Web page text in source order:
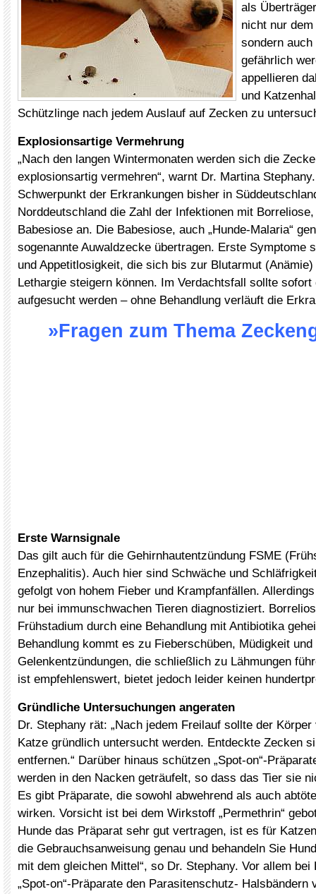
als
nicht nur
sondern
gefährlich
appellieren
und
Schützlinge nach jedem Auslauf auf Zecken zu
Explosionsartige Vermehrung
„Nach den langen Wintermonaten werden sich die
explosionsartig vermehren“, warnt Dr. Martina
Schwerpunkt der Erkrankungen bisher in
Norddeutschland die Zahl der Infektionen mit
Babesiose an. Die Babesiose, auch „Hunde-Malaria“
sogenannte Auwaldzecke übertragen. Erste Symptome
und Appetitlosigkeit, die sich bis zur Blutarmut
Lethargie steigern können. Im Verdachtsfall sollte sofort
aufgesucht werden – ohne Behandlung verläuft die
»Fragen zum Thema
Erste Warnsignale
Das gilt auch für die Gehirnhautentzündung FSME
Enzephalitis). Auch hier sind Schwäche und
gefolgt von hohem Fieber und Krampfanfällen.
nur bei immunschwachen Tieren diagnostiziert.
Frühstadium durch eine Behandlung mit Antibiotika
Behandlung kommt es zu Fieberschüben, Müdigkeit und
Gelenkentzündungen, die schließlich zu Lähmungen
ist empfehlenswert, bietet jedoch leider keinen
Gründliche Untersuchungen angeraten
Dr. Stephany rät: „Nach jedem Freilauf sollte der Körper
Katze gründlich untersucht werden. Entdeckte Zecken
entfernen.“ Darüber hinaus schützen „Spot-on“-
werden in den Nacken geträufelt, so dass das Tier sie
Es gibt Präparate, die sowohl abwehrend als auch
wirken. Vorsicht ist bei dem Wirkstoff „Permethrin“
Hunde das Präparat sehr gut vertragen, ist es für
die Gebrauchsanweisung genau und behandeln Sie
mit dem gleichen Mittel“, so Dr. Stephany. Vor allem bei
„Spot-on“-Präparate den Parasitenschutz- Halsbändern